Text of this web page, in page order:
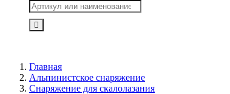
Главная
Альпинистское снаряжение
Снаряжение для скалолазания